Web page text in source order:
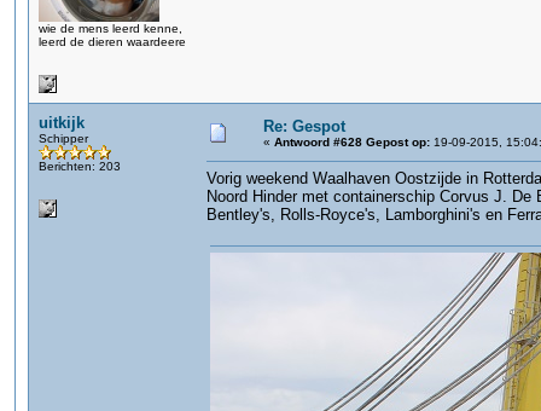
wie de mens leerd kenne,
leerd de dieren waardeere
uitkijk
Schipper
Berichten: 203
Re: Gespot
« Antwoord #628 Gepost op: 19-09-2015,
Vorig weekend Waalhaven Oostzijde in
Noord Hinder met containerschip Corvus J.
Bentley's, Rolls-Royce's, Lamborghini's en